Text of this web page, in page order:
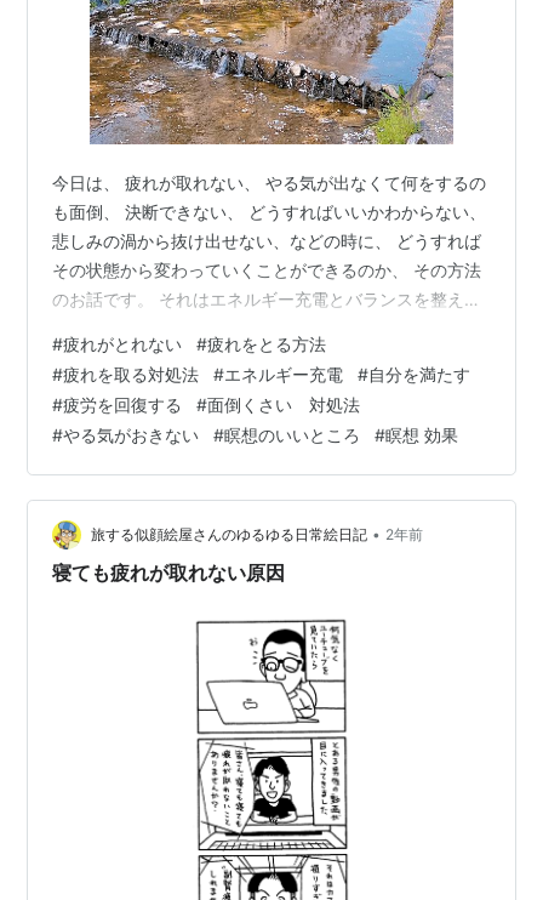
今日は、 疲れが取れない、 やる気が出なくて何をするの
も面倒、 決断できない、 どうすればいいかわからない、
悲しみの渦から抜け出せない、などの時に、 どうすれば
その状態から変わっていくことができるのか、 その方法
のお話です。 それはエネルギー充電とバランスを整える
で、 誰でも自分で自分のエネルギーを充電し、 整えるこ
とができますので、 ぜひ最後まで読んで、 参考にしてみ
てくださいね(^^) ・ 最近、ブログをシンプルに書くよう
に 意識しているのですが、 すると書きたいことがどんど
ん溢れて、 もう何から書けばいいのかわからないほどで
す。笑 書…
#疲れがとれない #疲れをとる方法
#疲れを取る対処法 #エネルギー充電 #自分を満たす
#疲労を回復する #面倒くさい 対処法
#やる気がおきない #瞑想のいいところ #瞑想 効果
旅する似顔絵屋さんのゆるゆる日常絵日記 • 2年前
寝ても疲れが取れない原因